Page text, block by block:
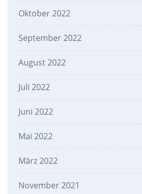
Oktober 2022
September 2022
August 2022
Juli 2022
Juni 2022
Mai 2022
März 2022
November 2021